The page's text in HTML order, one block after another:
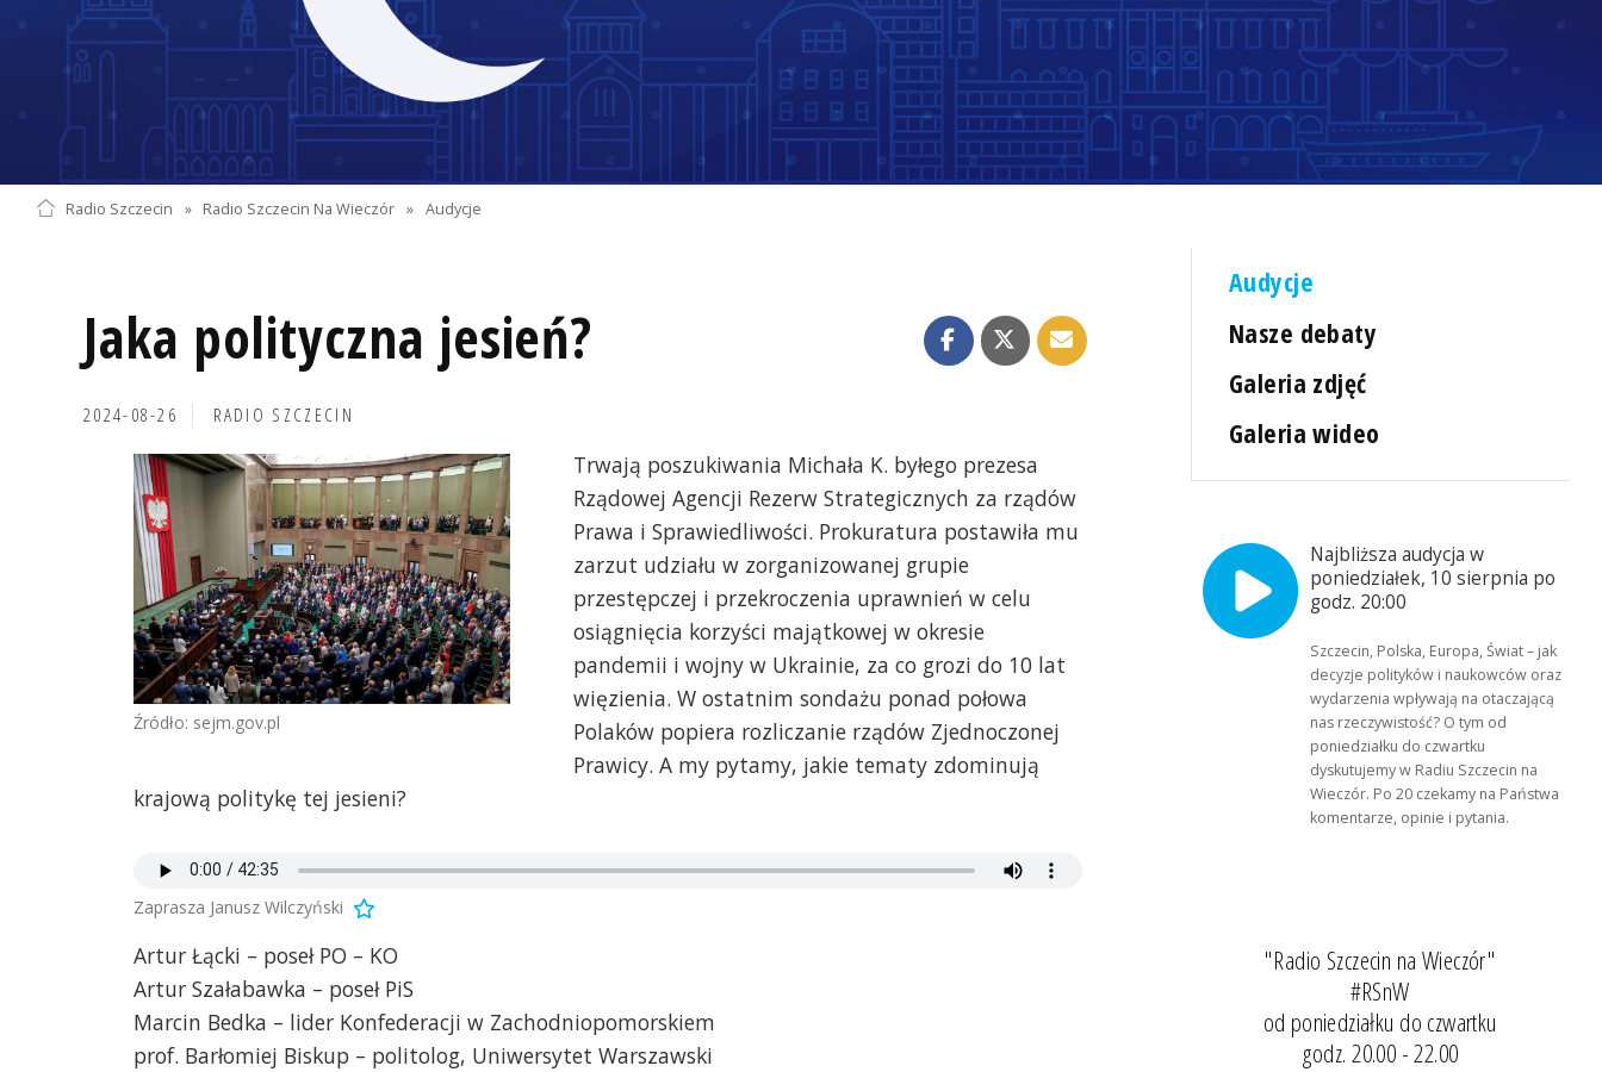
Radio Szczecin » Radio Szczecin Na Wieczór » Audycje
Jaka polityczna jesień?
2024-08-26 RADIO SZCZECIN
Źródło: sejm.gov.pl
Trwają poszukiwania Michała K. byłego prezesa
Rządowej Agencji Rezerw Strategicznych za rządów
Prawa i Sprawiedliwości. Prokuratura postawiła mu
zarzut udziału w zorganizowanej grupie
przestępczej i przekroczenia uprawnień w celu
osiągnięcia korzyści majątkowej w okresie
pandemii i wojny w Ukrainie, za co grozi do 10 lat
więzienia. W ostatnim sondażu ponad połowa
Polaków popiera rozliczanie rządów Zjednoczonej
Prawicy. A my pytamy, jakie tematy zdominują
krajową politykę tej jesieni?
Zaprasza Janusz Wilczyński
Artur Łącki – poseł PO – KO
Artur Szałabawka – poseł PiS
Marcin Bedka – lider Konfederacji w Zachodniopomorskiem
prof. Barłomiej Biskup – politolog, Uniwersytet Warszawski
Audycje
Nasze debaty
Galeria zdjęć
Galeria wideo
Najbliższa audycja w
poniedziałek, 10 sierpnia po
godz. 20:00
Szczecin, Polska, Europa, Świat – jak
decyzje polityków i naukowców oraz
wydarzenia wpływają na otaczającą
nas rzeczywistość? O tym od
poniedziałku do czwartku
dyskutujemy w Radiu Szczecin na
Wieczór. Po 20 czekamy na Państwa
komentarze, opinie i pytania.
"Radio Szczecin na Wieczór"
#RSnW
od poniedziałku do czwartku
godz. 20.00 - 22.00